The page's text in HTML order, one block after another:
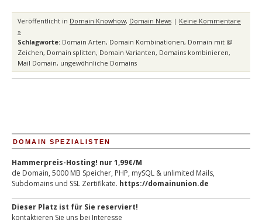
Veröffentlicht in Domain Knowhow, Domain News | Keine Kommentare
»
Schlagworte: Domain Arten, Domain Kombinationen, Domain mit @
Zeichen, Domain splitten, Domain Varianten, Domains kombinieren,
Mail Domain, ungewöhnliche Domains
DOMAIN SPEZIALISTEN
Hammerpreis-Hosting! nur 1,99€/M
de Domain, 5000 MB Speicher, PHP, mySQL & unlimited Mails,
Subdomains und SSL Zertifikate. https://domainunion.de
Dieser Platz ist für Sie reserviert!
kontaktieren Sie uns bei Interesse